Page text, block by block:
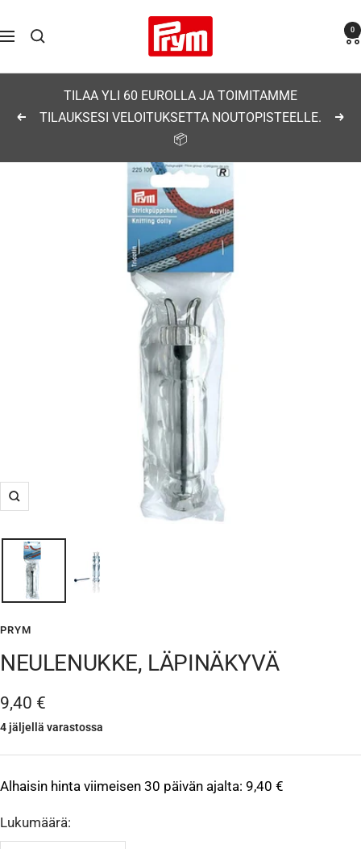
sisältöön
Navigaatio
Prym 0
Edellinen
TILAA YLI 60 EUROLLA JA TOIMITAMME
TILAUKSESI VELOITUKSETTA NOUTOPISTEELLE.
📦
Suurenna
PRYM
NEULENUKKE, LÄPINÄKYVÄ
Alennushinta
9,40 €
4 jäljellä varastossa
Alhaisin hinta viimeisen 30 päivän ajalta: 9,40 €
Lukumäärä: